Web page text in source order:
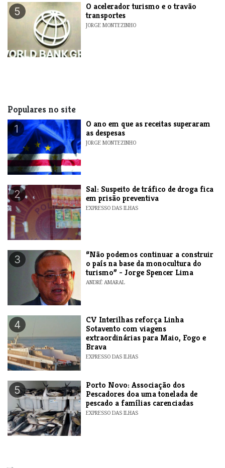
5
O acelerador turismo e o travão
transportes
JORGE MONTEZINHO
Populares no site
1
O ano em que as receitas superaram
as despesas
JORGE MONTEZINHO
2
​Sal: Suspeito de tráfico de droga fica
em prisão preventiva
EXPRESSO DAS ILHAS
3
“Não podemos continuar a construir
o país na base da monocultura do
turismo” - Jorge Spencer Lima
ANDRÉ AMARAL
4
​CV Interilhas reforça Linha
Sotavento com viagens
extraordinárias para Maio, Fogo e
Brava
EXPRESSO DAS ILHAS
5
​Porto Novo: Associação dos
Pescadores doa uma tonelada de
pescado a famílias carenciadas
EXPRESSO DAS ILHAS